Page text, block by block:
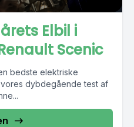
Elbil i
Scenic
bedste elektriske
dybdegående test af